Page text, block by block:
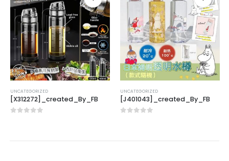
UNCATEGORIZED
[X312272]_created_By_FB
UNCATEGORIZED
[J401043]_created_By_FB